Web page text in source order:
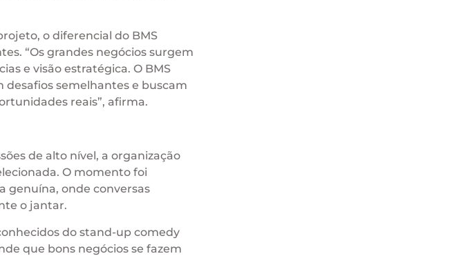
o diferencial do BMS
“Os grandes negócios surgem
e visão estratégica. O BMS
semelhantes e buscam
reais”, afirma.
de alto nível, a organização
O momento foi
genuína, onde conversas
o jantar.
do stand-up comedy
que bons negócios se fazem